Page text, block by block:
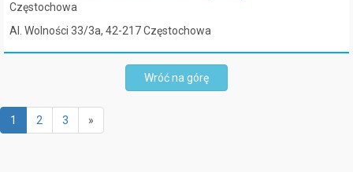
Częstochowa
Al. Wolności 33/3a, 42-217 Częstochowa
Wróć na górę
1 2 3 »